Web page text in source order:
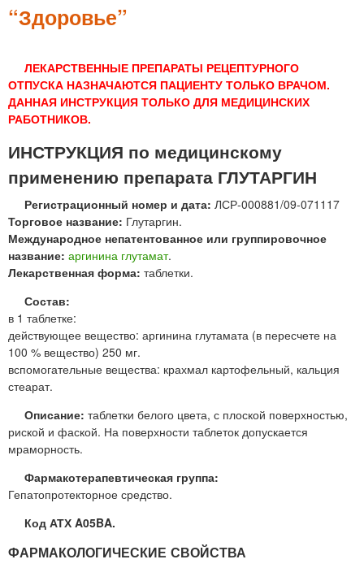
“Здоровье”
ЛЕКАРСТВЕННЫЕ ПРЕПАРАТЫ РЕЦЕПТУРНОГО
ОТПУСКА НАЗНАЧАЮТСЯ ПАЦИЕНТУ ТОЛЬКО ВРАЧОМ.
ДАННАЯ ИНСТРУКЦИЯ ТОЛЬКО ДЛЯ МЕДИЦИНСКИХ
РАБОТНИКОВ.
ИНСТРУКЦИЯ по медицинскому
применению препарата ГЛУТАРГИН
Регистрационный номер и дата: ЛСР-000881/09-071117
Торговое название: Глутаргин.
Международное непатентованное или группировочное
название: аргинина глутамат.
Лекарственная форма: таблетки.
Состав:
в 1 таблетке:
действующее вещество: аргинина глутамата (в пересчете на
100 % вещество) 250 мг.
вспомогательные вещества: крахмал картофельный, кальция
стеарат.
Описание: таблетки белого цвета, с плоской поверхностью,
риской и фаской. На поверхности таблеток допускается
мраморность.
Фармакотерапевтическая группа:
Гепатопротекторное средство.
Код АТХ A05BA.
ФАРМАКОЛОГИЧЕСКИЕ СВОЙСТВА